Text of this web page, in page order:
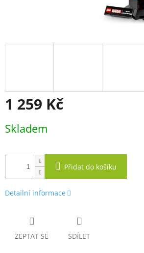
1 259 Kč
cena:
Skladem
Přidat do košíku
Detailní informace
ZEPTAT SE SDÍLET